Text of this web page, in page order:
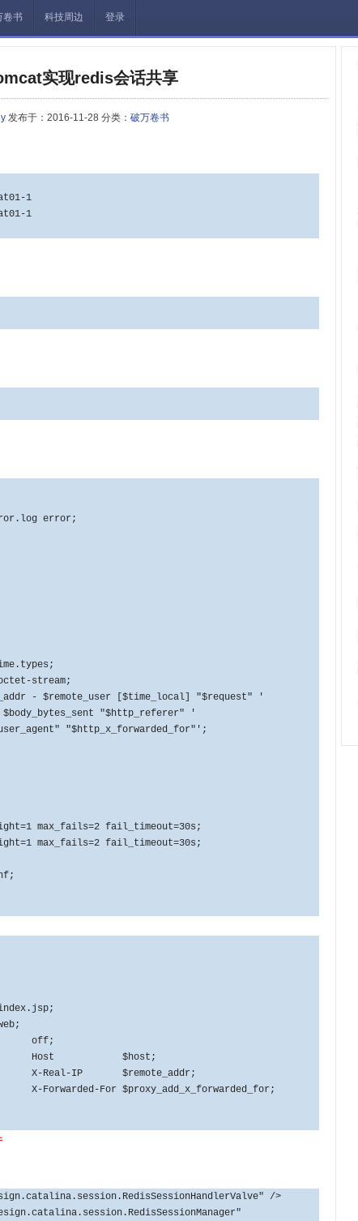
卷书 科技周边 登录
实现redis会话共享
发布于：2016-11-28 分类： 破万卷书
1
1
error;
stream;
- $remote_user [$time_local] "$request" '
"$http_referer" '
max_fails=2 fail_timeout=30s;
max_fails=2 fail_timeout=30s;
off;
Host $host;
IP $remote_addr;
For $proxy_add_x_forwarded_for;
/>